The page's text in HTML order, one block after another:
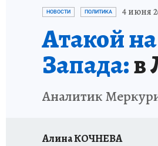
ИСПЫТАНО НА
НОВОСТИ ПОЛИТИКА 4 июня
Атакой
Запада:в
Аналитик
Алина КОЧНЕВА